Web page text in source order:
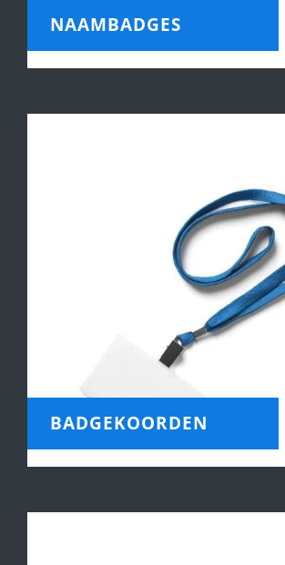
NAAMBADGES
BADGEKOORDEN